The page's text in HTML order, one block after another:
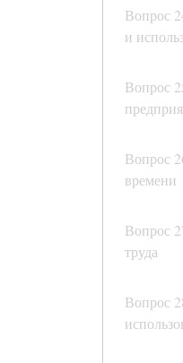
Вопрос
и
Вопрос
Вопрос
времени
Вопрос
труда
Вопрос